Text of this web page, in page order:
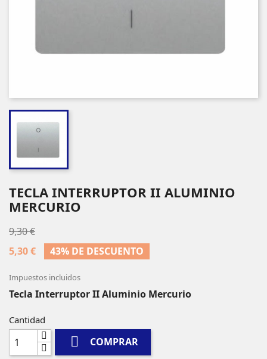
TECLA INTERRUPTOR II ALUMINIO
MERCURIO
9,30 €
5,30 €
43% DE DESCUENTO
Impuestos incluidos
Tecla Interruptor II Aluminio Mercurio
Cantidad
 COMPRAR